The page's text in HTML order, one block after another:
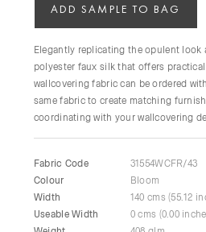
ADD SAMPLE TO BAG
Elegantly replicating the opulent
polyester faux silk that offers
wallcovering fabric can be ordered
same fabric to create matching
coordinating with your wallcovering
Fabric Code
31554WCFR/43
Colour
Bloom
Width
140 cms (55.12
Useable Width
0 cms (0.00